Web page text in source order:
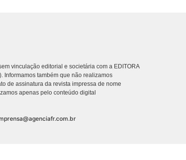
vinculação editorial e societária com a EDITORA
Informamos também que não realizamos
de assinatura da revista impressa de nome
apenas pelo conteúdo digital